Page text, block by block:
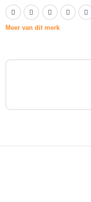
Meer van dit merk